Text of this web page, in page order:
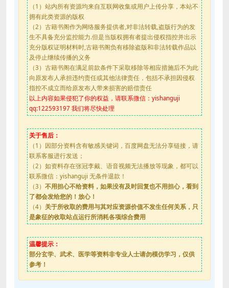
（1）站内所有资源均来自互联网收集或用户上传分享，本站不
拥有此类资源的版权
（2）古籍书阁作为网络服务提供者,对非法转载,盗版行为的发
生不具备充分监控能力.但是当版权拥有者提出侵权指控并出示
充分版权证明材料时,古籍书阁负有移除盗版和非法转载作品以
及停止继续传播的义务
（3）古籍书阁在满足前款条件下采取移除等相应措施后不为此
向原发布人承担违约责任或其他法律责任，包括不承担因侵权
指控不成立而给原发布人带来损害的赔偿责任
以上内容如果侵犯了你的权益，请联系微信：yishanguji
qq:122593197 我们将尽快处理
关于售后：
（1）因部分资料含有敏感关键词，百度网盘无法分享链接，请
联系客服进行发送；
（2）如资料存在张冠李戴、语音视频无法播放等现象，都可以
联系微信：yishanguji 无条件退款！
（3） 不用担心不给资料，如果没有及时回复也不用担心，看到
了都会发给您的！放心！
（4） 关于所收取的费用与其对应资源价值不发生任何关系，只
是象征的收取站点运行所消耗各项综合费用
温馨提示：
部分玄学、武术、医学等资料非专业人士请勿模仿学习，仅供
参考！